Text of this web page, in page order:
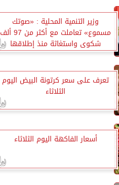
وزير التنمية المحلية : «صوتك
مسموع» تعاملت مع أكثر من 97 ألف
شكوى واستغاثة منذ إطلاقها
تعرف على سعر كرتونة البيض اليوم
الثلاثاء
أسعار الفاكهة اليوم الثلاثاء